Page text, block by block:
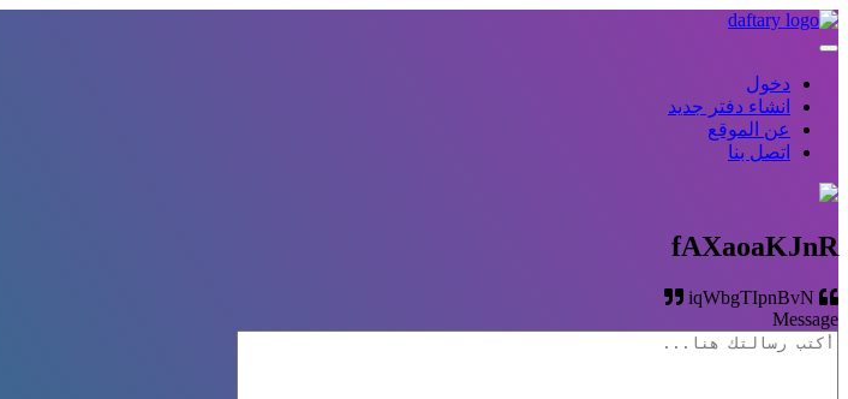
دخول
انشاء دفتر جديد
عن الموقع
اتصل بنا
fAXaoaKJnR
Message